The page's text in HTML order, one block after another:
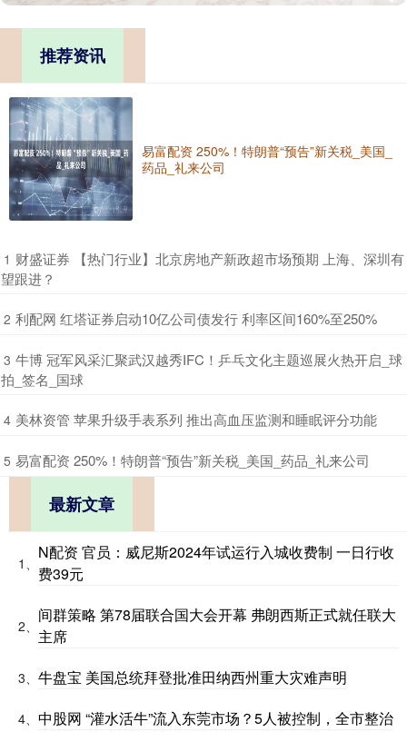
推荐资讯
易富配资 250%！特朗普“预告”新关税_美国_
药品_礼来公司
1 ​财盛证券 【热门行业】北京房地产新政超市场预期 上海、深圳有
望跟进？
2 ​利配网 红塔证券启动10亿公司债发行 利率区间160%至250%
3 ​牛博 冠军风采汇聚武汉越秀IFC！乒乓文化主题巡展火热开启_球
拍_签名_国球
4 ​美林资管 苹果升级手表系列 推出高血压监测和睡眠评分功能
5 ​易富配资 250%！特朗普“预告”新关税_美国_药品_礼来公司
最新文章
1、
N配资 官员：威尼斯2024年试运行入城收费制 一日行收
费39元
2、
间群策略 第78届联合国大会开幕 弗朗西斯正式就任联大
主席
3、 牛盘宝 美国总统拜登批准田纳西州重大灾难声明
4、 中股网 “灌水活牛”流入东莞市场？5人被控制，全市整治